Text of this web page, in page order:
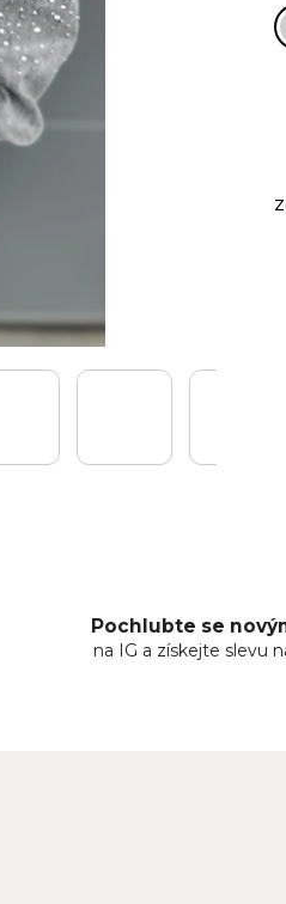
Pochlubte se
na IG a získejte slevu